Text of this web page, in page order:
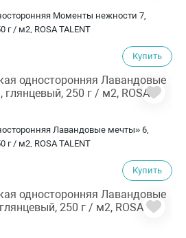
Моменты нежности 7,
г / м2, ROSA TALENT
Купить
Лавандовые мечты» 6,
г / м2, ROSA TALENT
Купить